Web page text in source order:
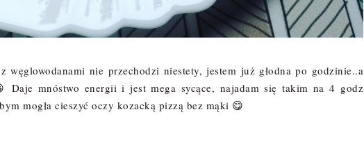
nie przechodzi niestety, jestem już głodna po godzinie..a
Daje mnóstwo energii i jest mega sycące, najadam się takim na 4 godz
mogła cieszyć oczy kozacką pizzą bez mąki 😋